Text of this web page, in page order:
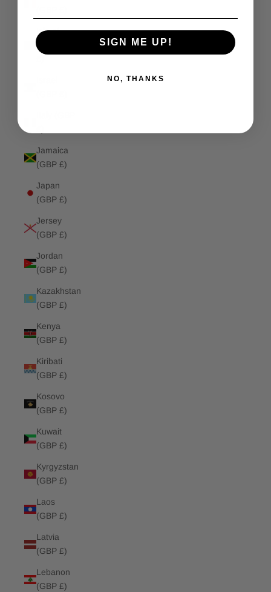
Isle of
Man (GBP
Jamaica
(GBP £)
Japan
(GBP £)
Jersey
(GBP £)
Jordan
(GBP £)
Kazakhstan
(GBP £)
Kenya
(GBP £)
Kiribati
(GBP £)
Kosovo
(GBP £)
Kuwait
(GBP £)
Kyrgyzstan
(GBP £)
Laos
(GBP £)
Latvia
(GBP £)
Lebanon
(GBP £)
SIGN ME UP!
NO, THANKS